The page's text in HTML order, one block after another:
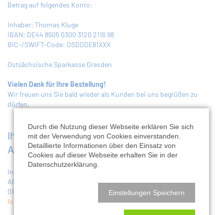
Betrag auf folgendes Konto:
Inhaber: Thomas Kluge
IBAN: DE44 8505 0300 3120 2116 98
BIC-/SWIFT-Code: OSDDDE81XXX
Ostsächsische Sparkasse Dresden
Vielen Dank für Ihre Bestellung!
Wir freuen uns Sie bald wieder als Kunden bei uns begrüßen zu
dürfen.
Ihr Team von A. & R Adam e.K., Verlag
Agentur
Inhaber Thomas Kluge
Alttolkewitz 9
01279 Dresden
fon
Durch die Nutzung dieser Webseite erklären Sie sich
mit der Verwendung von Cookies einverstanden.
Detaillierte Informationen über den Einsatz von
Cookies auf dieser Webseite erhalten Sie in der
Datenschutzerklärung.
Einstellungen Speichern